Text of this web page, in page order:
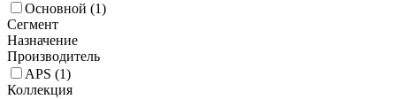
Основной (1)
Сегмент
Назначение
Производитель
APS (1)
Коллекция